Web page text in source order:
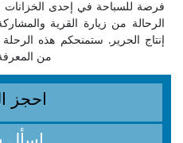
فرصة للسباحة في إحدى الخزانات
الرحالة من زيارة القرية
إنتاج الحرير. ستمنحكم هذه
من
احجز